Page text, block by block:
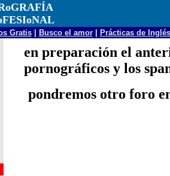
Gratis| Busco el amor|
Prácticas de Inglés
en preparación el
pornográficos y los
pondremos otro foro